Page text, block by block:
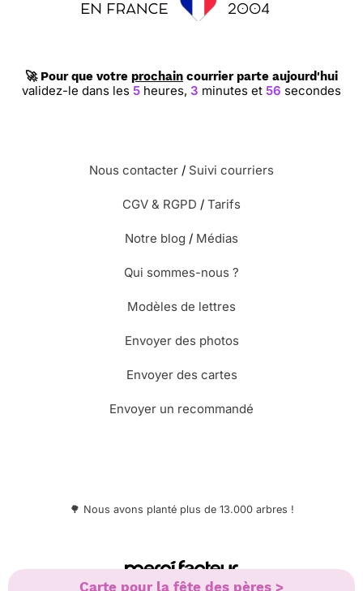
Carte pour la fête des pères >
🚀 Pour que votre prochain courrier parte aujourd'hui
validez-le dans les5 heures,3 minutes et55 secondes
Nous contacter / Suivi courriers
CGV & RGPD / Tarifs
Notre blog / Médias
Qui sommes-nous ?
Modèles de lettres
Envoyer des photos
Envoyer des cartes
Envoyer un recommandé
🌳 Nous avons planté plus de 13.000 arbres !
© Merci Facteur